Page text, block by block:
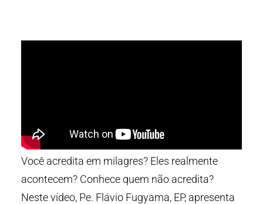
Você acredita em milagres? Eles realmente
acontecem? Conhece quem não acredita?
Neste vídeo, Pe. Flávio Fugyama, EP, apresenta